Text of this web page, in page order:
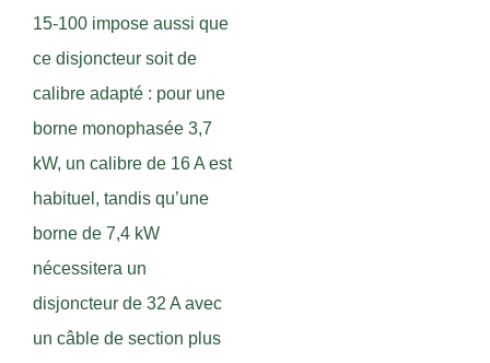
15-100 impose aussi que
ce disjoncteur soit de
calibre adapté : pour une
borne monophasée 3,7
kW, un calibre de 16 A est
habituel, tandis qu’une
borne de 7,4 kW
nécessitera un
disjoncteur de 32 A avec
un câble de section plus